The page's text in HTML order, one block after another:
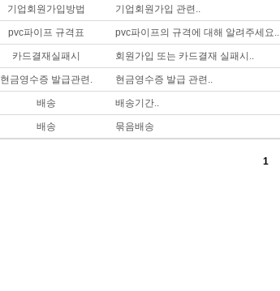
기업회원가입방법 기업회원가입 관련..
pvc파이프 규격표 pvc파이프의 규격에 대해 알려주세요..
카드결재실패시 회원가입 또는 카드결재 실패시..
현금영수증 발급관련. 현금영수증 발급 관련..
배송 배송기간..
배송 묶음배송
1